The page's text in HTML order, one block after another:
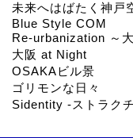
未来へはばたく神戸
Blue Style COM
Re-urbanization ～
大阪 at Night
OSAKAビル景
ゴリモンな日々
Sidentity -ストラク